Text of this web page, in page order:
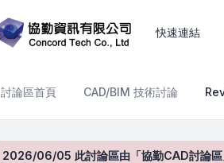
快速連結
討論區首頁 CAD/BIM 技術討論
2026/06/05 此討論區由「協勤CAD討論